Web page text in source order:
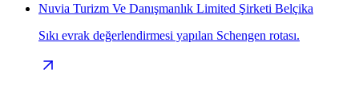
Nuvia Turizm Ve Danışmanlık Limited Şirketi Belçika
Sıkı evrak değerlendirmesi yapılan Schengen rotası.